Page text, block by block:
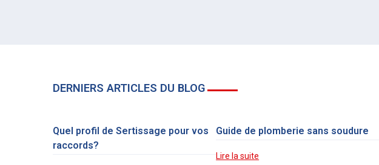
DERNIERS ARTICLES DU BLOG
Quel profil de Sertissage pour vos
raccords?
Guide de plomberie sans soudure
Lire la suite